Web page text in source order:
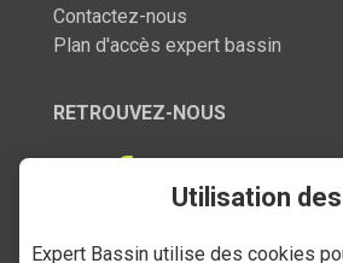
Contactez-nous
Plan d'accès expert bassin
RETROUVEZ-NOUS
Utilisation
Expert Bassin utilise des cookies